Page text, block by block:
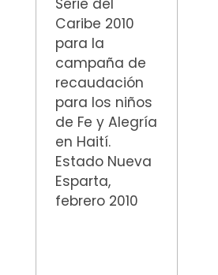
Serie del
Caribe 2010
para la
campaña de
recaudación
para los niños
de Fe y Alegría
en Haití.
Estado Nueva
Esparta,
febrero 2010